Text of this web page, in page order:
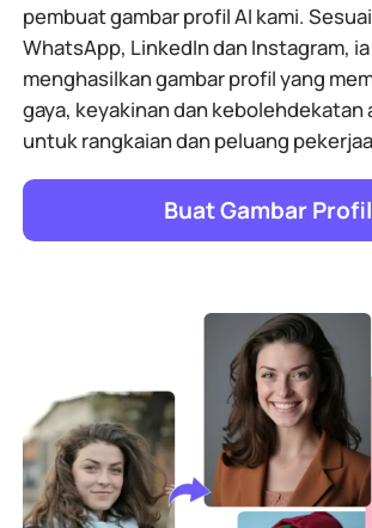
pembuat gambar profil AI kami.
WhatsApp, LinkedIn dan Instagram,
menghasilkan gambar profil yang
gaya, keyakinan dan
untuk rangkaian dan peluang
Buat Gambar Profil